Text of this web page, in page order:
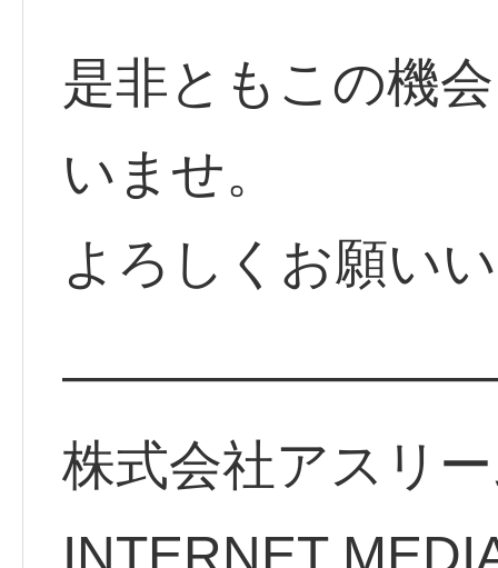
是非ともこの機
いませ。
よろしくお願い
株式会社アスリ
INTERNET